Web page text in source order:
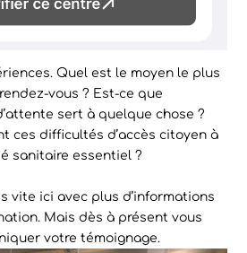
Quel est le moyen le plus
vous ? Est-ce que
sert à quelque chose ?
ces difficultés d’accès citoyen à
sanitaire essentiel ?
vite ici avec plus d’informations
Mais dès à présent vous
votre témoignage.